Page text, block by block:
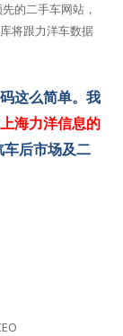
的二手车网站，
将跟力洋车数据
这么简单。我
上海力洋信息的
车后市场及二